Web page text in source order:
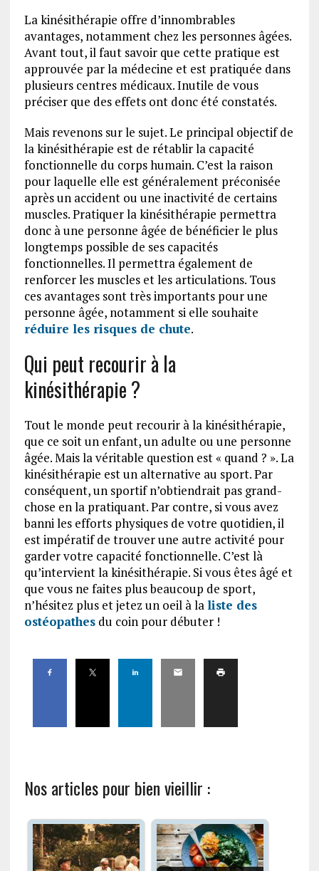
La kinésithérapie offre d’innombrables
avantages, notamment chez les personnes âgées.
Avant tout, il faut savoir que cette pratique est
approuvée par la médecine et est pratiquée dans
plusieurs centres médicaux. Inutile de vous
préciser que des effets ont donc été constatés.
Mais revenons sur le sujet. Le principal objectif de
la kinésithérapie est de rétablir la capacité
fonctionnelle du corps humain. C’est la raison
pour laquelle elle est généralement préconisée
après un accident ou une inactivité de certains
muscles. Pratiquer la kinésithérapie permettra
donc à une personne âgée de bénéficier le plus
longtemps possible de ses capacités
fonctionnelles. Il permettra également de
renforcer les muscles et les articulations. Tous
ces avantages sont très importants pour une
personne âgée, notamment si elle souhaite
réduire les risques de chute.
Qui peut recourir à la
kinésithérapie ?
Tout le monde peut recourir à la kinésithérapie,
que ce soit un enfant, un adulte ou une personne
âgée. Mais la véritable question est « quand ? ». La
kinésithérapie est un alternative au sport. Par
conséquent, un sportif n’obtiendrait pas grand-
chose en la pratiquant. Par contre, si vous avez
banni les efforts physiques de votre quotidien, il
est impératif de trouver une autre activité pour
garder votre capacité fonctionnelle. C’est là
qu’intervient la kinésithérapie. Si vous êtes âgé et
que vous ne faites plus beaucoup de sport,
n’hésitez plus et jetez un oeil à laliste des
ostéopathesdu coin pour débuter !
Nos articles pour bien vieillir :